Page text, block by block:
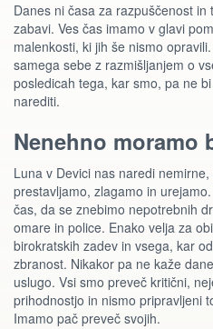
Danes ni časa za razpuščenost
zabavi. Ves čas imamo v glavi
malenkosti, ki jih še nismo
samega sebe z razmišljanjem o
posledicah tega, kar smo, pa ne
narediti.
Nenehno moramo
Luna v Devici nas naredi
prestavljamo, zlagamo in
čas, da se znebimo nepotrebnih
omare in police. Enako velja za
birokratskih zadev in vsega, kar
zbranost. Nikakor pa ne kaže
uslugo. Vsi smo preveč kritični,
prihodnostjo in nismo pripravljeni
Imamo pač preveč svojih.